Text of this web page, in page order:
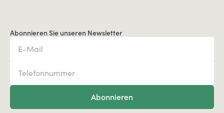
Abonnieren Sie unseren Newsletter
Abonnieren